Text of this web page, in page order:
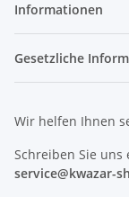
Informationen
Gesetzliche
Wir helfen Ihnen
Schreiben Sie uns
service@kwazar-